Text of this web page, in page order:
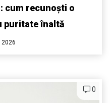
cum recunoști o
puritate înaltă
2026
0